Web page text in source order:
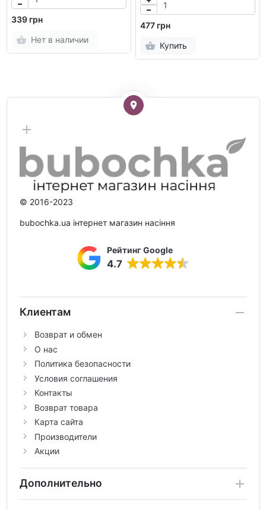
339 грн
Нет в наличии
477 грн
Купить
© 2016-2023
bubochka.ua інтернет магазин насіння
Рейтинг Google
4.7
Клиентам
Возврат и обмен
О нас
Политика безопасности
Условия соглашения
Контакты
Возврат товара
Карта сайта
Производители
Акции
Дополнительно